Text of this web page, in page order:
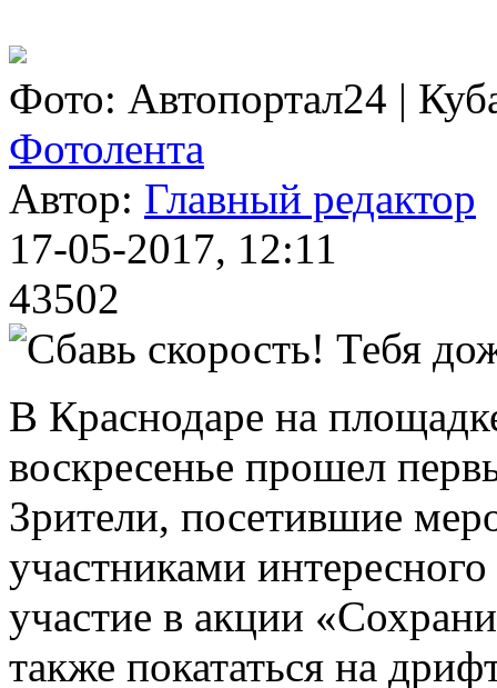
Фото: Автопортал24 |
Фотолента
Автор: Главный редактор
17-05-2017, 12:11
43502
В Краснодаре на
воскресенье прошел
Зрители, посетившие
участниками
участие в акции
также покататься на